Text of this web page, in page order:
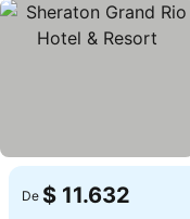
De $ 11.632